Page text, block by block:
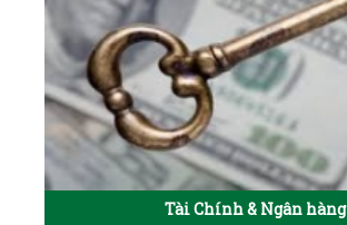
Tài Chính & Ngân hàng